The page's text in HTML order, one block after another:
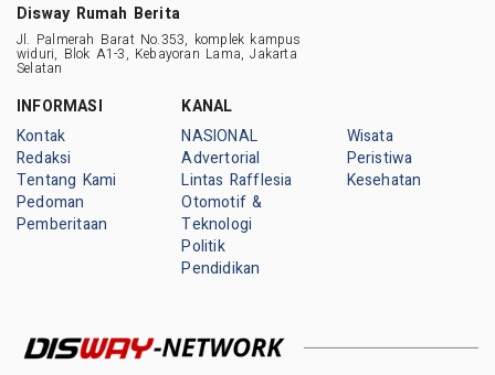
Disway Rumah Berita
Jl. Palmerah Barat No.353, komplek kampus
widuri, Blok A1-3, Kebayoran Lama, Jakarta
Selatan
INFORMASI
Kontak
Redaksi
Tentang Kami
Pedoman
Pemberitaan
KANAL
NASIONAL
Advertorial
Lintas Rafflesia
Otomotif &
Teknologi
Politik
Pendidikan
Wisata
Peristiwa
Kesehatan